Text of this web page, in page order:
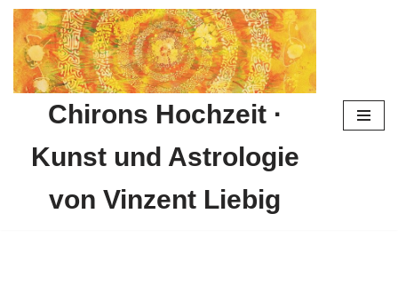
Zum
Inhalt
springen
Chirons Hochzeit ·
Kunst und Astrologie
von Vinzent Liebig